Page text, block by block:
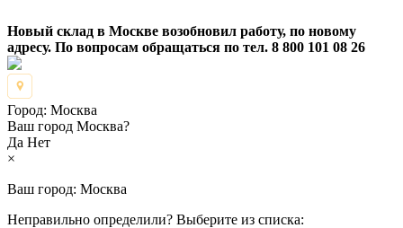
Новый склад в Москве возобновил работу, по новому
адресу. По вопросам обращаться по тел. 8 800 101 08 26
Город: Москва
Ваш город Москва?
Да Нет
×
Ваш город: Москва
Неправильно определили? Выберите из списка: